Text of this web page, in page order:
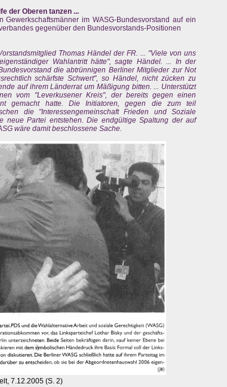
der Oberen tanzen ...
im WASG-Bundesvorstand auf ein
gegenüber den Bundesvorstands-Positionen
Thomas Händel der FR. ... "Viele von uns
Wahlantritt hätte", sagte Händel. ... In der
die abtrünnigen Berliner Mitglieder zur Not
schärfste Schwert", so Händel, nicht zücken zu
auf ihrem Länderrat um Mäßigung bitten. ... Unterstützt
vom "Leverkusener Kreis", der bereits gegen einen
gemacht hatte. Die Initiatoren, gegen die zum teil
die "Interessengemeinschaft Frieden und Soziale
neue Partei entstehen. Die endgültige Spaltung der auf
wäre damit beschlossene Sache.
7.12.2005 (S. 2)